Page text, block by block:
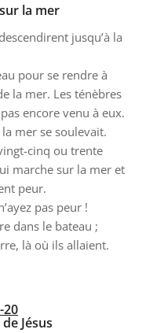
la mer
jusqu’à la
pour se rendre à
la mer. Les ténèbres
encore venu à eux.
mer se soulevait.
cinq ou trente
marche sur la mer et
peur.
pas peur !
dans le bateau ;
là où ils allaient.
20
Jésus